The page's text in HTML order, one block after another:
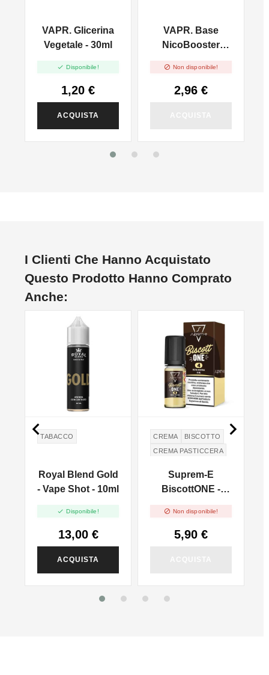
VAPR. Glicerina
Vegetale - 30ml
 Disponibile!
1,20 €
ACQUISTA
VAPR. Base
NicoBooster
 Non disponibile!
2,96 €
I Clienti Che Hanno Acquistato
Questo Prodotto Hanno Comprato
Anche:
TABACCO
Royal Blend Gold
- Vape Shot - 10ml
 Disponibile!
13,00 €
ACQUISTA
CREMA
BISCOTTO
CREMA PASTICCERA
Suprem-E
BiscottONE -
 Non disponibile!
5,90 €
 